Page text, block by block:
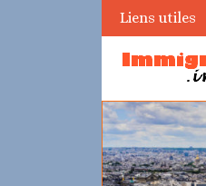
Liens utiles